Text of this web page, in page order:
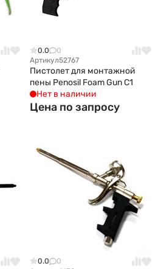
0.0
0
Артикул52767
Пистолет для монтажной
пены Penosil Foam Gun С1
Нет в наличии
Цена по запросу
0.0
0